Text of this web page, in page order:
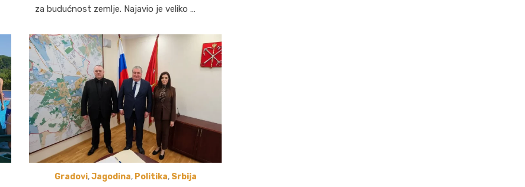
za budućnost zemlje. Najavio je veliko …
Gradovi,Jagodina, Politika, Srbija